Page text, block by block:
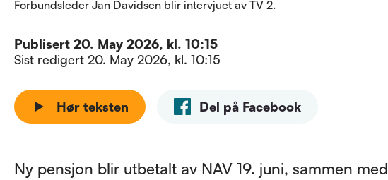
Forbundsleder Jan Davidsen blir intervjuet av TV 2.
Publisert20. May 2026, kl. 10:15
Sist redigert 20. May 2026, kl. 10:15
Hør teksten Del på Facebook
Ny pensjon blir utbetalt av NAV 19. juni, sammen med